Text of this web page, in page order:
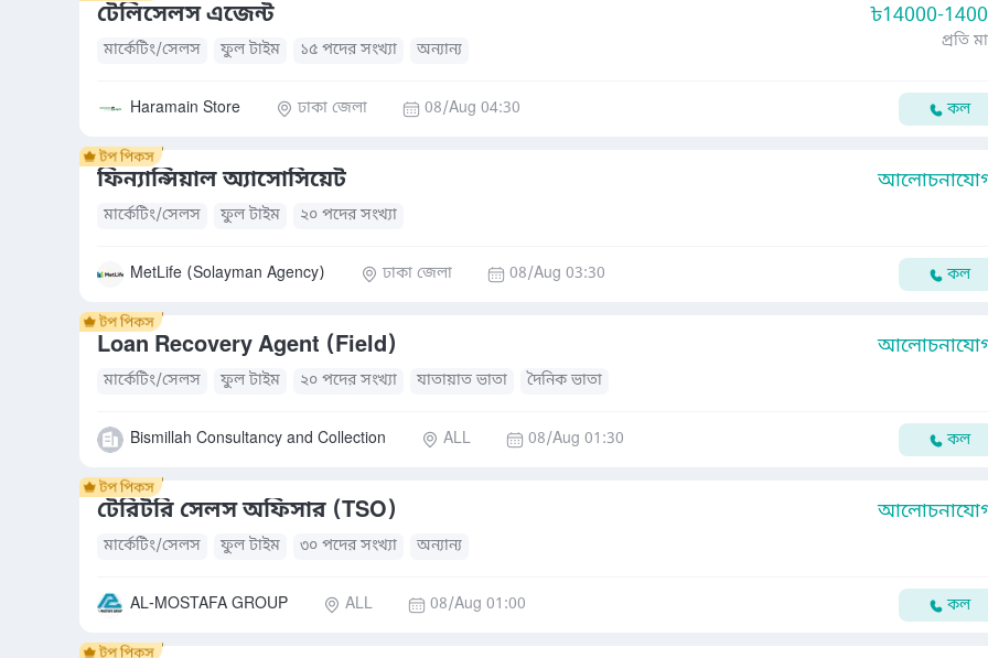
টেলিসেলস এজেন্ট ৳14000-
মার্কেটিং/সেলস ফুল টাইম ১৫ পদের সংখ্যা অন্যান্য প্রতি
Haramain Store ঢাকা জেলা 08/Aug 04:30 কল
ফিন্যান্সিয়াল অ্যাসোসিয়েট
মার্কেটিং/সেলস ফুল টাইম ২০ পদের সংখ্যা
MetLife (Solayman Agency) ঢাকা জেলা 08/Aug 03:30 কল
Loan Recovery Agent (Field)
মার্কেটিং/সেলস ফুল টাইম ২০ পদের সংখ্যা যাতায়াত ভাতা দৈনিক ভাতা
Bismillah Consultancy and Collection ALL 08/Aug 01:30 কল
টেরিটরি সেলস অফিসার (TSO)
মার্কেটিং/সেলস ফুল টাইম ৩০ পদের সংখ্যা অন্যান্য
AL-MOSTAFA GROUP ALL 08/Aug 01:00 কল